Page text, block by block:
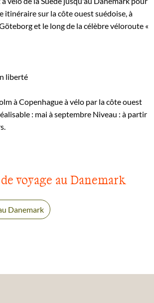
itinéraire sur la côte ouest suédoise, à
et le long de la célèbre véloroute «
liberté
à Copenhague à vélo par la côte ouest
: mai à septembre Niveau : à partir
voyage au Danemark
Danemark